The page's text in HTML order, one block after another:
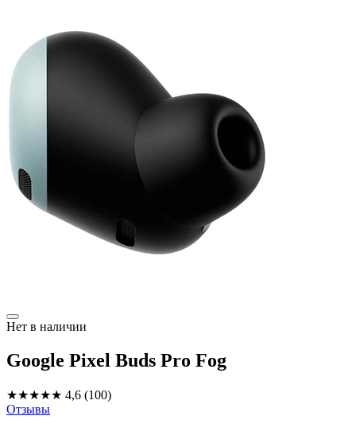
Нет в наличии
Google Pixel Buds Pro Fog
★★★★★ 4,6 (100)
Отзывы